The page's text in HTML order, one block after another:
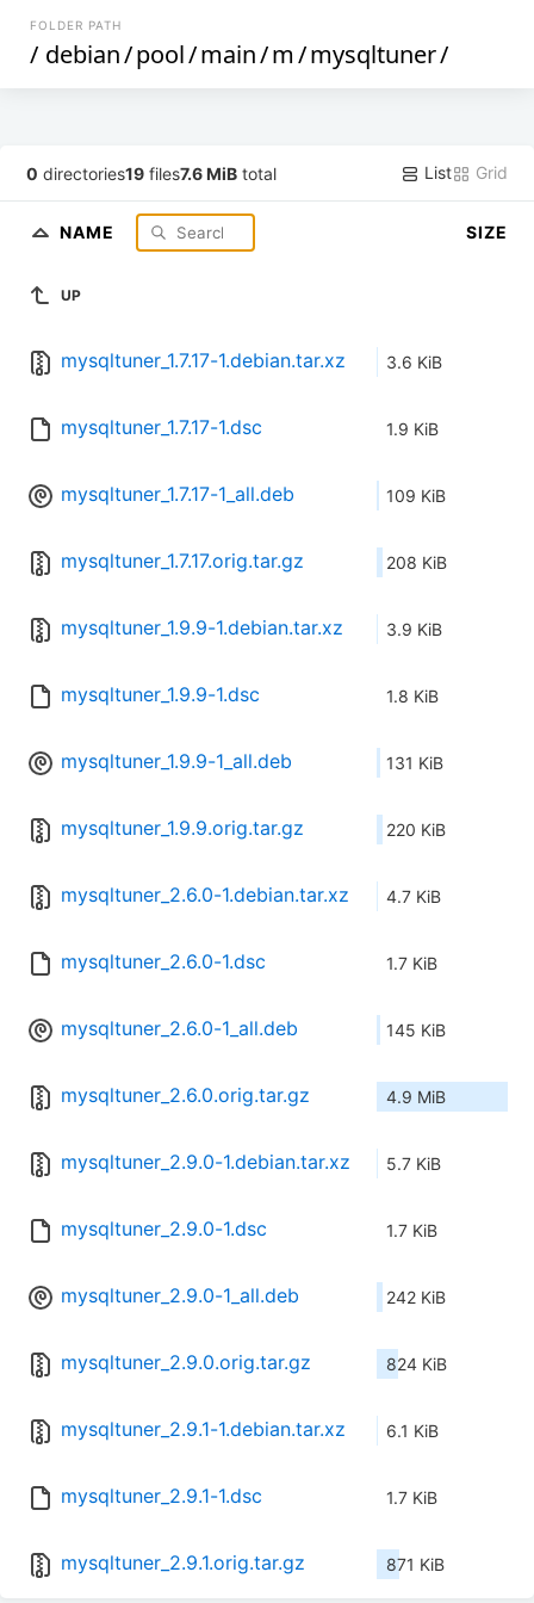
FOLDER PATH
/ debian/pool/main/m/mysqltuner/
0 directories19 files7.6 MiB total List Grid
NAME SIZE
UP
mysqltuner_1.7.17-1.debian.tar.xz 3.6 KiB
mysqltuner_1.7.17-1.dsc 1.9 KiB
mysqltuner_1.7.17-1_all.deb 109 KiB
mysqltuner_1.7.17.orig.tar.gz 208 KiB
mysqltuner_1.9.9-1.debian.tar.xz 3.9 KiB
mysqltuner_1.9.9-1.dsc 1.8 KiB
mysqltuner_1.9.9-1_all.deb 131 KiB
mysqltuner_1.9.9.orig.tar.gz 220 KiB
mysqltuner_2.6.0-1.debian.tar.xz 4.7 KiB
mysqltuner_2.6.0-1.dsc 1.7 KiB
mysqltuner_2.6.0-1_all.deb 145 KiB
mysqltuner_2.6.0.orig.tar.gz 4.9 MiB
mysqltuner_2.9.0-1.debian.tar.xz 5.7 KiB
mysqltuner_2.9.0-1.dsc 1.7 KiB
mysqltuner_2.9.0-1_all.deb 242 KiB
mysqltuner_2.9.0.orig.tar.gz 824 KiB
mysqltuner_2.9.1-1.debian.tar.xz 6.1 KiB
mysqltuner_2.9.1-1.dsc 1.7 KiB
mysqltuner_2.9.1.orig.tar.gz 871 KiB